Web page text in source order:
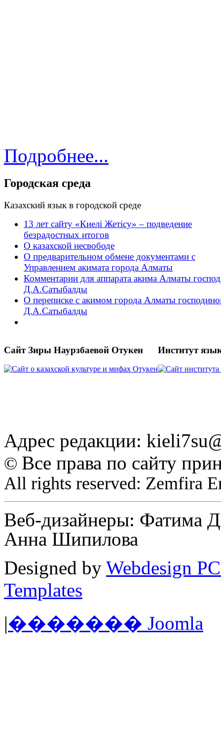
Подробнее...
Городская среда
Казахский язык в городской среде
13 лет сайту «Киелі Жетісу» – подведение
безрадостных итогов
О казахской несвободе
О предварительном обмене документами с
Управлением акимата города Алматы
Комментарии для аппарата акима Алматы
Д.А.Сатыбалды
О переписке с акимом города Алматы
Д.А.Сатыбалды
Сайт Зиры Наурзбаевой Отукен Институт
Адрес редакции:
© Все права по сайту
All rights reserved: Zemfira
Веб-дизайнеры: Фатима
Анна Шипилова
Designed by Webdesign
Templates
|������� Joomla